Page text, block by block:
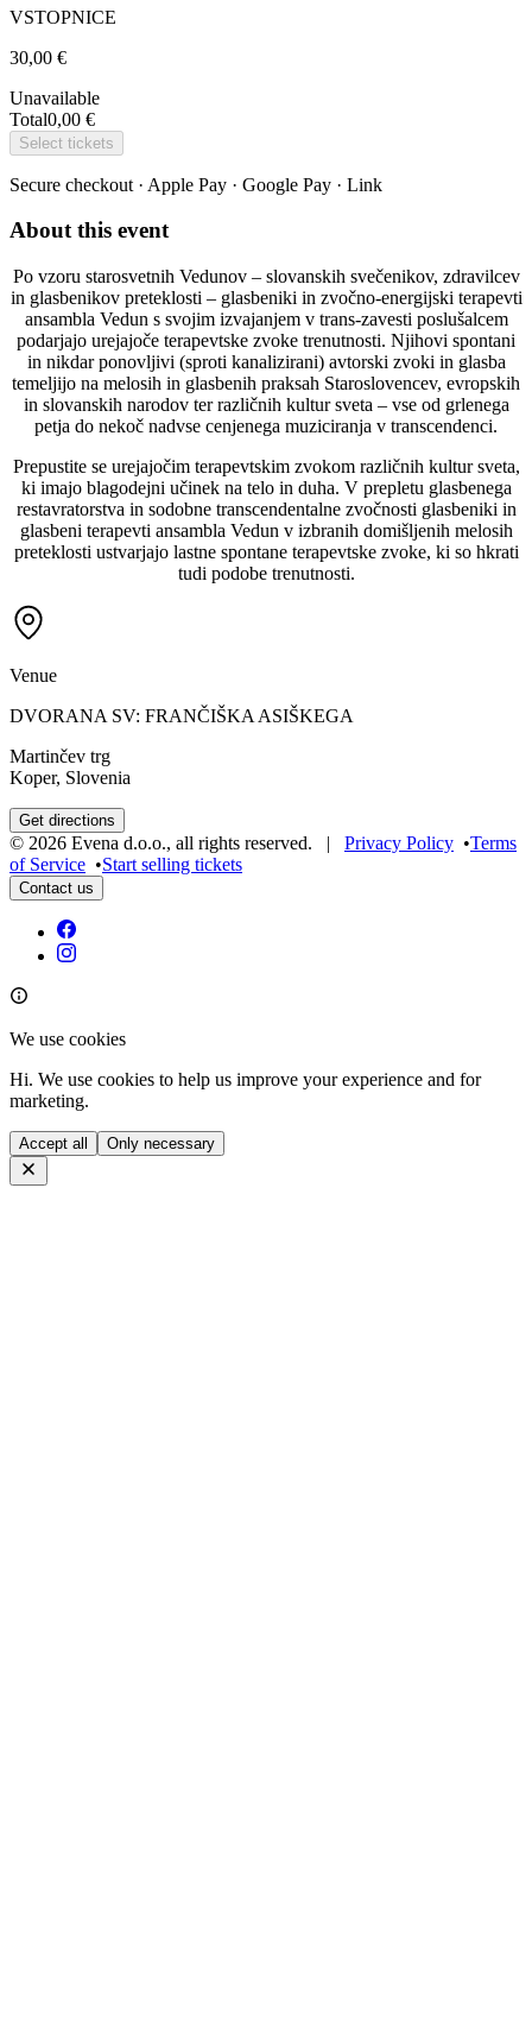
VSTOPNICE
30,00 €
Unavailable
Total0,00 €
Select tickets
Secure checkout · Apple Pay · Google Pay · Link
About this event
Po vzoru starosvetnih Vedunov – slovanskih svečenikov, zdravilcev
in glasbenikov preteklosti – glasbeniki in zvočno-energijski terapevti
ansambla Vedun s svojim izvajanjem v trans-zavesti poslušalcem
podarjajo urejajoče terapevtske zvoke trenutnosti. Njihovi spontani
in nikdar ponovljivi (sproti kanalizirani) avtorski zvoki in glasba
temeljijo na melosih in glasbenih praksah Staroslovencev, evropskih
in slovanskih narodov ter različnih kultur sveta – vse od grlenega
petja do nekoč nadvse cenjenega muziciranja v transcendenci.
Prepustite se urejajočim terapevtskim zvokom različnih kultur sveta,
ki imajo blagodejni učinek na telo in duha. V prepletu glasbenega
restavratorstva in sodobne transcendentalne zvočnosti glasbeniki in
glasbeni terapevti ansambla Vedun v izbranih domišljenih melosih
preteklosti ustvarjajo lastne spontane terapevtske zvoke, ki so hkrati
tudi podobe trenutnosti.
Venue
DVORANA SV: FRANČIŠKA ASIŠKEGA
Martinčev trg
Koper, Slovenia
Get directions
© 2026 Evena d.o.o., all rights reserved. | Privacy Policy •Terms
of Service •Start selling tickets
Contact us
We use cookies
Hi. We use cookies to help us improve your experience and for
marketing.
Accept all Only necessary